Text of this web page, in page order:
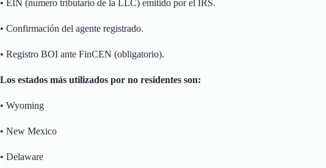
• EIN (numero tributario de la LLC) emitido por el IRS.
• Confirmación del agente registrado.
• Registro BOI ante FinCEN (obligatorio).
Los estados más utilizados por no residentes son:
• Wyoming
• New Mexico
• Delaware